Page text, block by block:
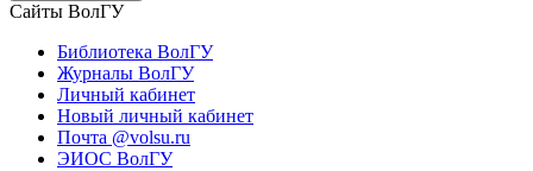
Сайты ВолГУ
Библиотека ВолГУ
Журналы ВолГУ
Личный кабинет
Новый личный кабинет
Почта @volsu.ru
ЭИОС ВолГУ